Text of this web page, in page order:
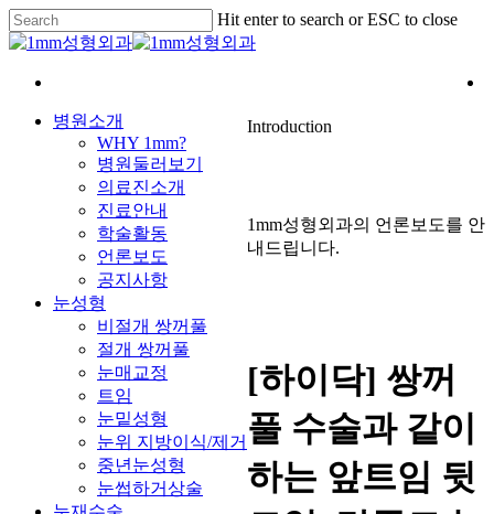
Skip
to
main
content
Hit enter to search or ESC to close
Close
Menu
병원소개
WHY 1mm?
병원둘러보기
의료진소개
진료안내
학술활동
언론보도
공지사항
눈성형
비절개 쌍꺼풀
절개 쌍꺼풀
눈매교정
트임
눈밑성형
눈위 지방이식/제거
중년눈성형
눈썹하거상술
Introduction
1mm성형외과의 언론보도를 안
내드립니다.
[하이닥] 쌍꺼
풀 수술과 같이
하는 앞트임 뒷